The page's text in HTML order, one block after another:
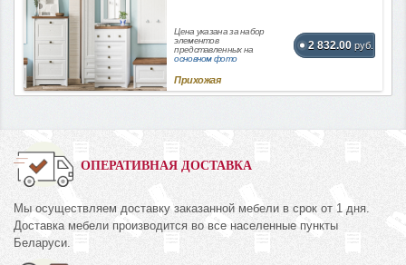
Цена указана за набор
элементов
представленных на
основном фото
2 832.00 руб.
Прихожая
ОПЕРАТИВНАЯ ДОСТАВКА
Мы осуществляем доставку заказанной мебели в срок от 1 дня.
Доставка мебели производится во все населенные пункты
Беларуси.